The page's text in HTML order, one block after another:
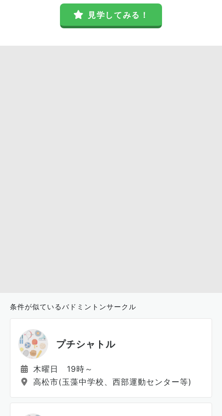
見学してみる！
条件が似ているバドミントンサークル
プチシャトル
木曜日 19時～
高松市(玉藻中学校、西部運動センター等)